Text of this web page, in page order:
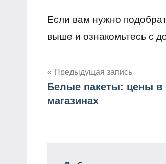
Если вам нужно
выше и ознакомьтесь с
Навигация
по
Предыдущая запись
Белые пакеты: цены в
магазинах